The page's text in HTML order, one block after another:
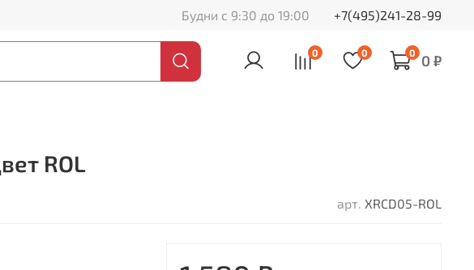
Будни с 9:30 до 19:00 +7(495)241-28-99
0 0 0 0 ₽
ROL
арт. XRCD05-ROL